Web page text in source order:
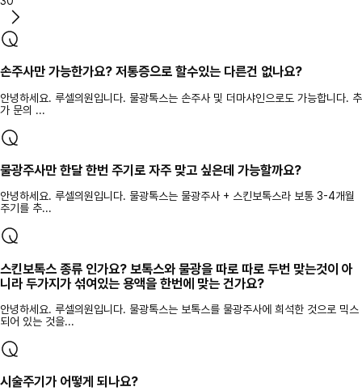
손주사만 가능한가요? 저통증으로 할수있는 다른건 없나요?
안녕하세요. 루셀의원입니다. 물광톡스는 손주사 및 더마샤인으로도 가능합니다. 추
가 문의 ...
물광주사만 한달 한번 주기로 자주 맞고 싶은데 가능할까요?
안녕하세요. 루셀의원입니다. 물광톡스는 물광주사 + 스킨보톡스라 보통 3-4개월
주기를 추...
스킨보톡스 종류 인가요? 보톡스와 물광을 따로 따로 두번 맞는것이 아
니라 두가지가 섞여있는 용액을 한번에 맞는 건가요?
안녕하세요. 루셀의원입니다. 물광톡스는 보톡스를 물광주사에 희석한 것으로 믹스
되어 있는 것을...
시술주기가 어떻게 되나요?